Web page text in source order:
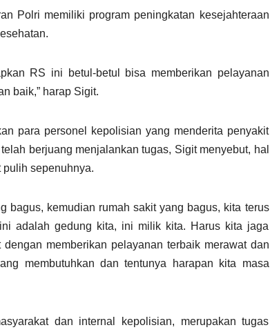
Polri memiliki program peningkatan kesejahteraan
RS ini betul-betul bisa memberikan pelayanan
baik,” harap Sigit.
para personel kepolisian yang menderita penyakit
berjuang menjalankan tugas, Sigit menyebut, hal
pulih sepenuhnya.
bagus, kemudian rumah sakit yang bagus, kita terus
adalah gedung kita, ini milik kita. Harus kita jaga
memberikan pelayanan terbaik merawat dan
membutuhkan dan tentunya harapan kita masa
dan internal kepolisian, merupakan tugas